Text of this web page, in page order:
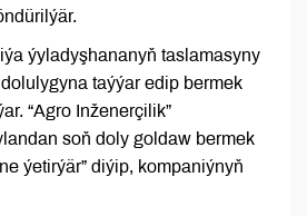
ýyladyşhananyň taslamasyny
taýýar edip bermek
“Agro Inženerçilik”
soň doly goldaw bermek
ýetirýär” diýip, kompaniýnyň